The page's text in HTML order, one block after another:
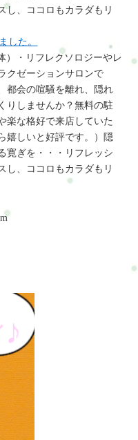
し、ココロもカラダもリ
した。
）・リフレクソロジーやレ
クゼーションサロンで
都会の喧騒を離れ、隠れ
りしませんか？無料の駐
楽な格好で来店していた
嬉しいと好評です。）隠
寛ぎを・・・リフレッシ
し、ココロもカラダもリ